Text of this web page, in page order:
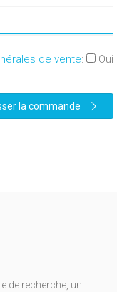
de vente: Oui
la commande
de recherche, un